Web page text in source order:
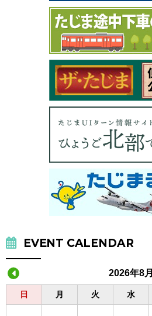
EVENT CALENDAR
2026年8月
日 月 火 水